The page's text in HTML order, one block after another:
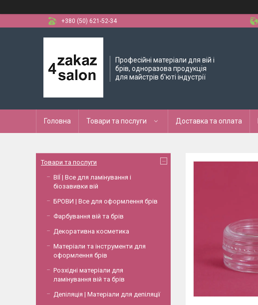
+380 (50) 621-52-34
Професійні матеріали для вій і
брів, одноразова продукція
для майстрів б'юті індустрії
Головна Товари та послуги Доставка та оплата
Товари та послуги
ВІЇ | Все для ламінування і
біозавивки вій
БРОВИ | Все для оформлення брів
Фарбування вій та брів
Декоративна косметика
Матеріали та інструменти для
оформлення брів
Розхідні матеріали для
ламінування вій та брів
Депіляція | Матеріали для депіляції